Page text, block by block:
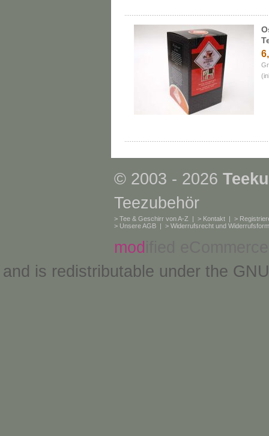
© 2003 - 2026
Teezubehör
> Tee & Geschirr von A-Z | > Kontakt | >
> Unsere AGB | > Widerrufsrecht und
mod
and is redistributable under the